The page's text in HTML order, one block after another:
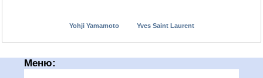
Yohji Yamamoto Yves Saint Laurent
Меню: